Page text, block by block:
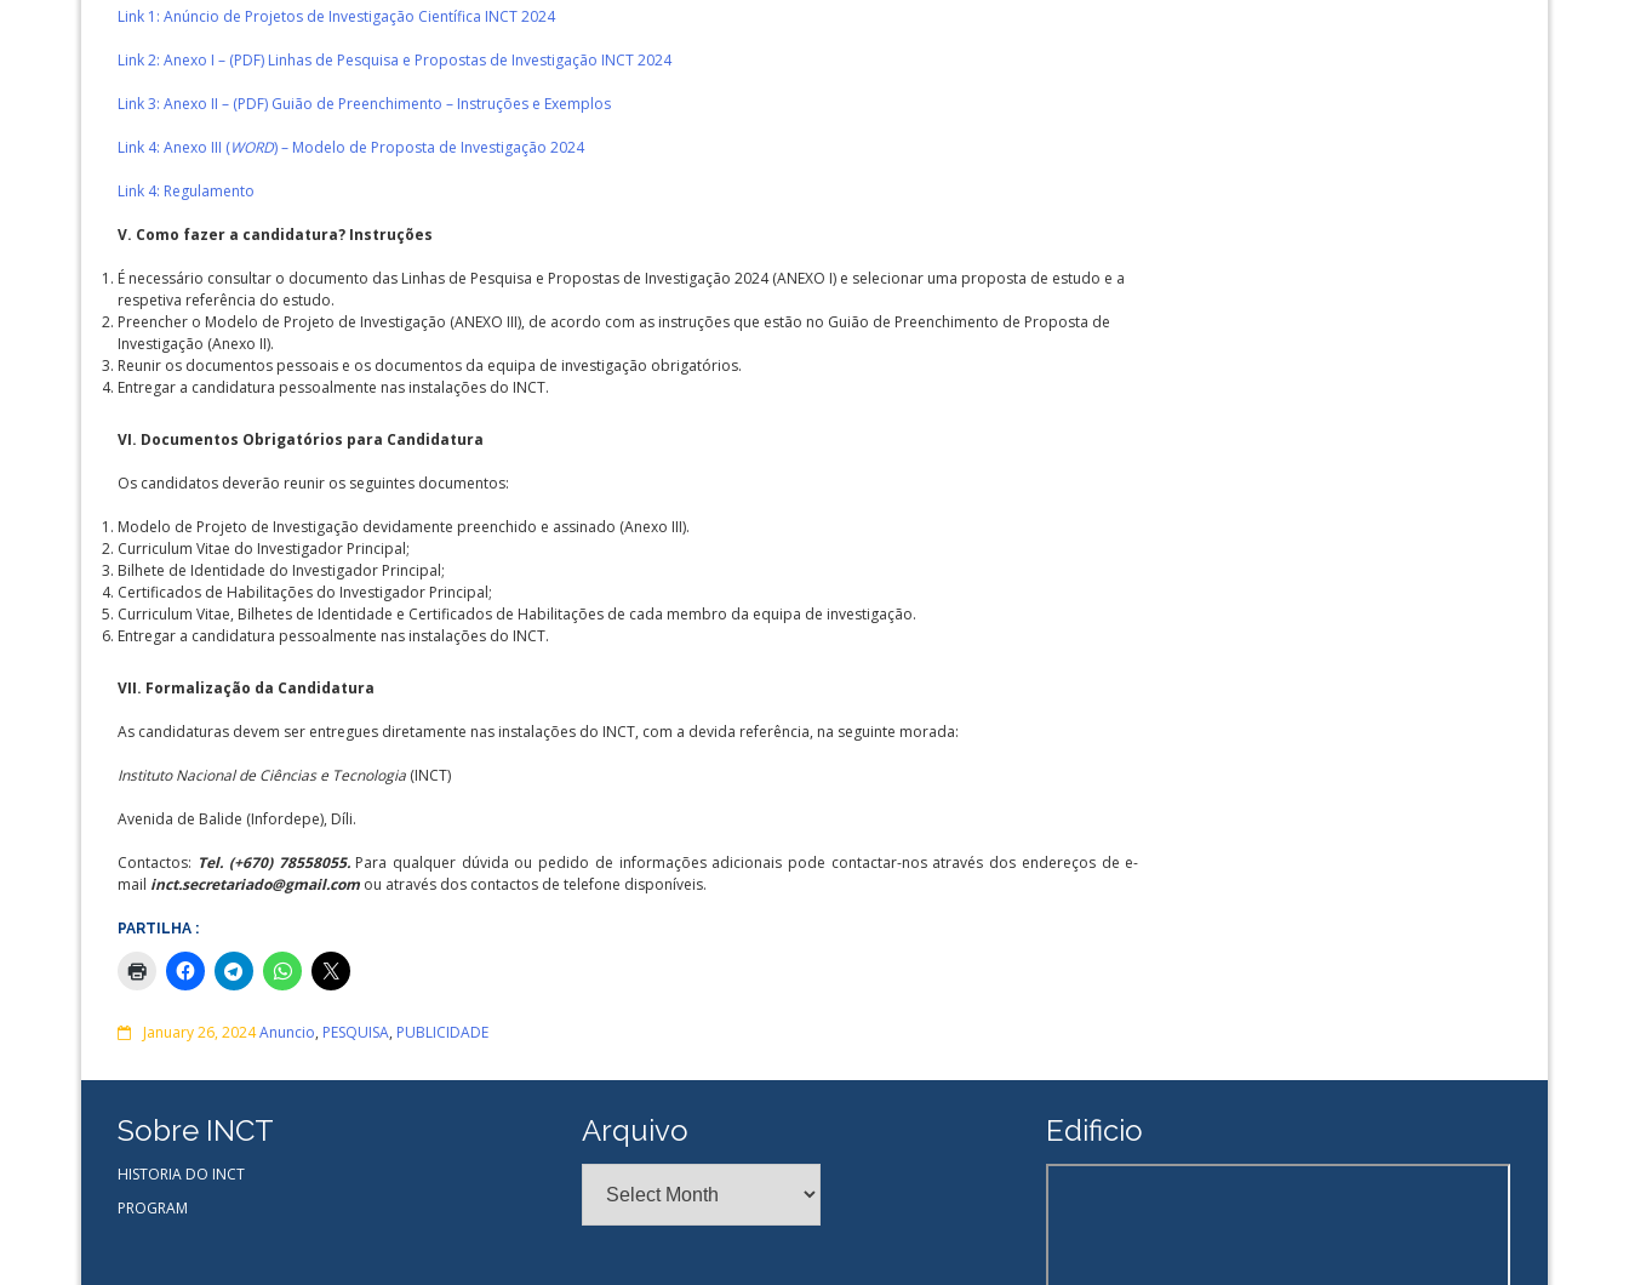
Link 1: Anúncio de Projetos de Investigação Científica INCT 2024
Link 2: Anexo I – (PDF) Linhas de Pesquisa e Propostas de Investigação INCT 2024
Link 3: Anexo II – (PDF) Guião de Preenchimento – Instruções e Exemplos
Link 4: Anexo III (WORD) – Modelo de Proposta de Investigação 2024
Link 4: Regulamento
V. Como fazer a candidatura? Instruções
É necessário consultar o documento das Linhas de Pesquisa e Propostas de Investigação 2024 (ANEXO I) e selecionar uma proposta de estudo e a
respetiva referência do estudo.
Preencher o Modelo de Projeto de Investigação (ANEXO III), de acordo com as instruções que estão no Guião de Preenchimento de Proposta de
Investigação (Anexo II).
Reunir os documentos pessoais e os documentos da equipa de investigação obrigatórios.
Entregar a candidatura pessoalmente nas instalações do INCT.
VI. Documentos Obrigatórios para Candidatura
Os candidatos deverão reunir os seguintes documentos:
Modelo de Projeto de Investigação devidamente preenchido e assinado (Anexo III).
Curriculum Vitae do Investigador Principal;
Bilhete de Identidade do Investigador Principal;
Certificados de Habilitações do Investigador Principal;
Curriculum Vitae, Bilhetes de Identidade e Certificados de Habilitações de cada membro da equipa de investigação.
Entregar a candidatura pessoalmente nas instalações do INCT.
VII. Formalização da Candidatura
As candidaturas devem ser entregues diretamente nas instalações do INCT, com a devida referência, na seguinte morada:
Instituto Nacional de Ciências e Tecnologia (INCT)
Avenida de Balide (Infordepe), Díli.
Contactos: Tel. (+670) 78558055. Para qualquer dúvida ou pedido de informações adicionais pode contactar-nos através dos endereços de e-
mail inct.secretariado@gmail.com ou através dos contactos de telefone disponíveis.
PARTILHA :
January 26, 2024Comments
Anuncio, PESQUISA, PUBLICIDADE
Sobre INCT
HISTORIA DO INCT
PROGRAM
Arquivo Edificio